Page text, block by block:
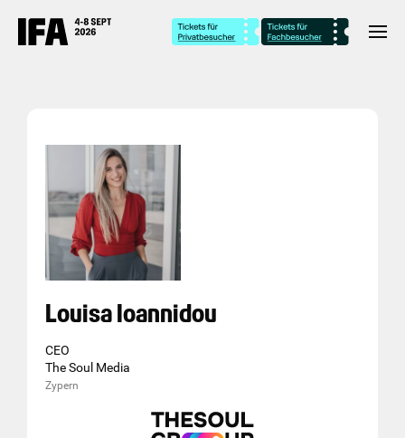
Louisa Ioannidou
CEO
The Soul Media
Zypern